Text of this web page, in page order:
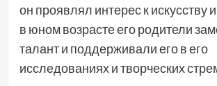
он проявлял интерес к искусству
в юном возрасте его родители
талант и поддерживали его в его
исследованиях и творческих